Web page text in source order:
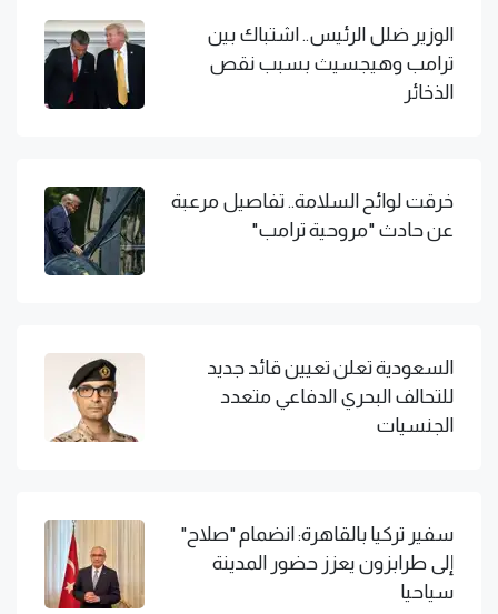
الوزير ضلل الرئيس.. اشتباك بين
ترامب وهيجسيث بسبب نقص
الذخائر
خرقت لوائح السلامة.. تفاصيل مرعبة
عن حادث "مروحية ترامب"
السعودية تعلن تعيين قائد جديد
للتحالف البحري الدفاعي متعدد
الجنسيات
سفير تركيا بالقاهرة: انضمام "صلاح"
إلى طرابزون يعزز حضور المدينة
سياحيا